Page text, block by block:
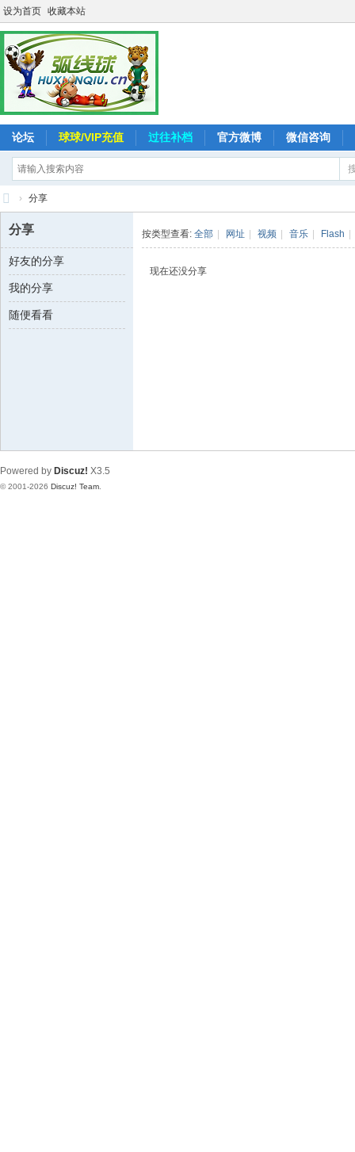
设为首页 收藏本站
论坛 球球/VIP充值 过往补档 官方微博 微信咨询
弧
线
球
追
› 分享
分享
好友的分享
我的分享
随便看看
按类型查看: 全部 网址 视频 音乐 Flash
现在还没分享
Powered by Discuz! X3.5
© 2001-2026 Discuz! Team